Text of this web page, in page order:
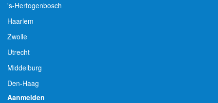
's-Hertogenbosch
Haarlem
Zwolle
Utrecht
Middelburg
Den-Haag
Aanmelden